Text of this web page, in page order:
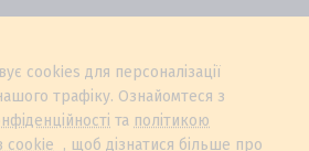
cookies для персоналізації
трафіку. Ознайомтеся з
та політикою
cookie , щоб дізнатися більше про